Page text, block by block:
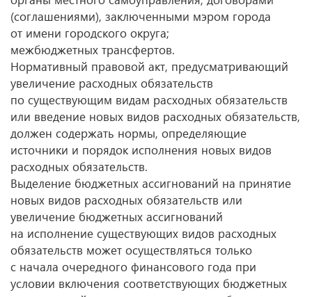
(соглашениями), заключенными мэром города
от имени городского округа;
межбюджетных трансфертов.
Нормативный правовой акт, предусматривающий
увеличение расходных обязательств
по существующим видам расходных обязательств
или введение новых видов расходных обязательств,
должен содержать нормы, определяющие
источники и порядок исполнения новых видов
расходных обязательств.
Выделение бюджетных ассигнований на принятие
новых видов расходных обязательств или
увеличение бюджетных ассигнований
на исполнение существующих видов расходных
обязательств может осуществляться только
с начала очередного финансового года при
условии включения соответствующих бюджетных